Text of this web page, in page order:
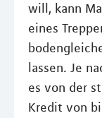
will, kann
eines
lassen. Je
es von der
Kredit von